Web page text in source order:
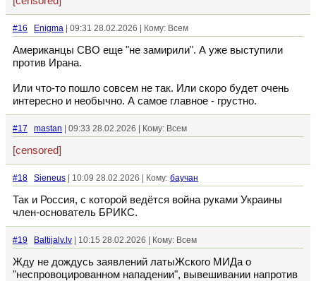
#16 Enigma | 09:31 28.02.2026 | Кому: Всем
Американцы СВО еще "не замирили". А уже выступили
против Ирана.
Или что-то пошло совсем не так. Или скоро будет очень
интересно и необычно. А самое главное - грустно.
#17 mastan | 09:33 28.02.2026 | Кому: Всем
[censored]
#18 Sieneus | 10:09 28.02.2026 | Кому: баучан
Так и Россия, с которой ведётся война руками Украины
член-основатель БРИКС.
#19 Baltijalv.lv | 10:15 28.02.2026 | Кому: Всем
Жду не дождусь заявлений латыЖского МИДа о
"неспровоцированном нападении", вывешивании напротив